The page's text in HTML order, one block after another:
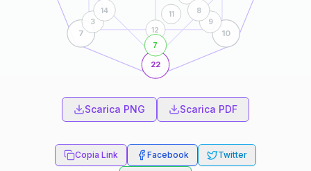
22
7 10
12
11
7
3
14
9
8
Scarica PNG Scarica PDF
Copia Link Facebook Twitter